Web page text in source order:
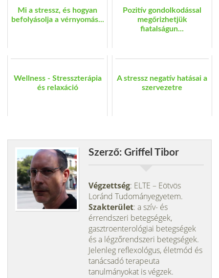
Mi a stressz, és hogyan
befolyásolja a vérnyomás...
Pozitív gondolkodással
megőrizhetjük
fiatalságun...
Wellness - Stresszterápia
és relaxáció
A stressz negatív hatásai a
szervezetre
Szerző: Griffel Tibor
Végzettség: ELTE – Eötvös
Loránd Tudományegyetem.
Szakterület: a szív- és
érrendszeri betegségek,
gasztroenterológiai betegségek
és a légzőrendszeri betegségek.
Jelenleg reflexológus, életmód és
tanácsadó terapeuta
tanulmányokat is végzek.